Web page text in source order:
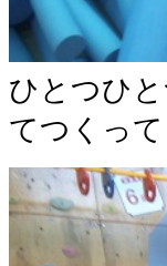
ひとつひ
てつくっ